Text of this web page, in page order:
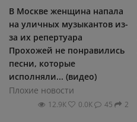
В Москве женщина напала
на уличных музыкантов из-
за их репертуара
Прохожей не понравились
песни, которые
исполняли... (видео)
Плохие новости
12.9К 0.0К 45 2